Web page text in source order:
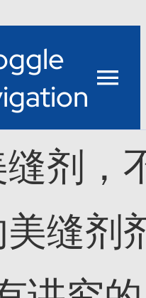
剂，
缝剂